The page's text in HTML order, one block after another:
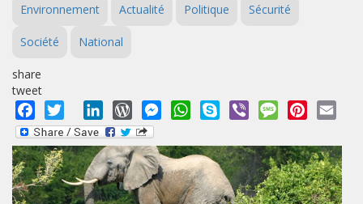
Environnement Actualité Politique Sécurité
Société National
share
tweet
Facebook
Twitter LinkedInWordPressMessengerWhatsApp
Skype Viber MessagePinterest